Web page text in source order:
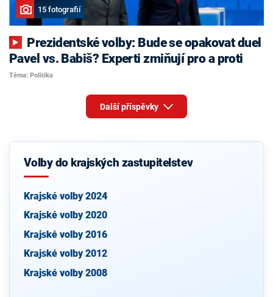
15 fotografií
Pavel vs. Babiš? Experti zmiňují pro a proti
Téma: Politika
Další příspěvky
Volby do krajských zastupitelstev
Krajské volby 2024
Krajské volby 2020
Krajské volby 2016
Krajské volby 2012
Krajské volby 2008